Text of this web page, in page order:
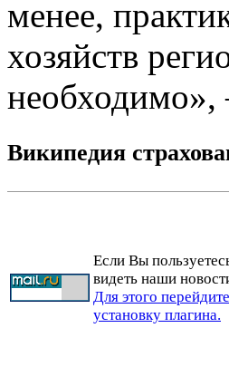
менее,
хозяйств
Википедия
Если Вы
видеть наши
Для этого
установку плагина.